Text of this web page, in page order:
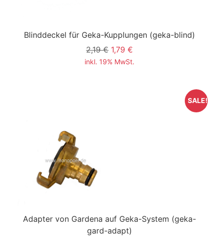
Blinddeckel für Geka-Kupplungen (geka-blind)
2,19 € 1,79 €
inkl. 19% MwSt.
Adapter von Gardena auf Geka-System (geka-
gard-adapt)
SALE!